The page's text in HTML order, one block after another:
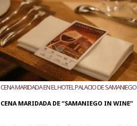
CENA MARIDADA EN EL HOTEL PALACIO DE SAMANIEGO
CENA MARIDADA DE “SAMANIEGO IN WINE”